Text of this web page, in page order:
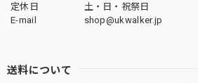
定休日
土・日・祝祭日
E-mail
shop@ukwalker.jp
送料について